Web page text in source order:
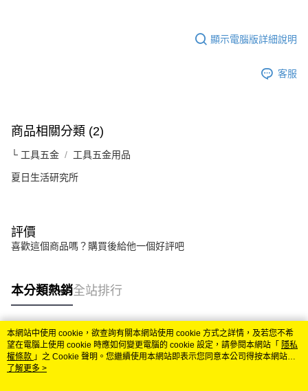
顯示電腦版詳細說明
客服
商品相關分類 (2)
└ 工具五金 工具五金用品
夏日生活研究所
評價
喜歡這個商品嗎？購買後給他一個好評吧
本分類熱銷全站排行
熱門標籤
本網站中使用 cookie，欲查詢有關本網站使用 cookie 方式之詳情，及若您不希
望在電腦上使用 cookie 時應如何變更電腦的 cookie 設定，請參閱本網站「 隱私
權條款 」之 Cookie 聲明。您繼續使用本網站即表示您同意本公司得按本網站使
用條款之 Cookie 聲明使用 cookie。
了解更多 >